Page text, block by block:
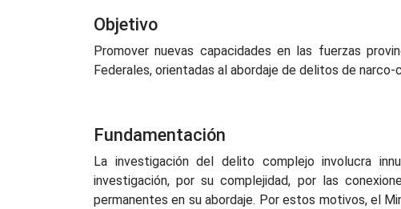
Objetivo
Promover nuevas capacidades en las fuerzas
Federales, orientadas al abordaje de delitos de
Fundamentación
La investigación del delito complejo involucra
investigación, por su complejidad, por las
permanentes en su abordaje. Por estos motivos, el